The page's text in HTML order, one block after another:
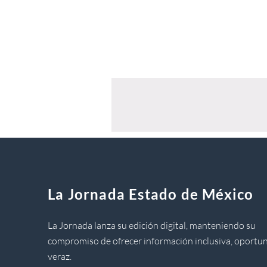
La Jornada Estado de México
La Jornada lanza su edición digital, manteniendo su
compromiso de ofrecer información inclusiva,
veraz.